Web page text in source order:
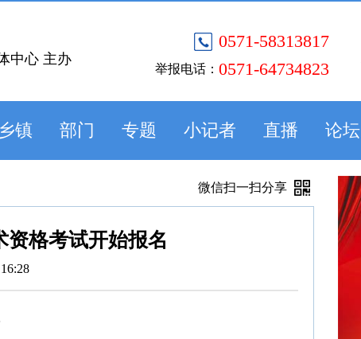
0571-58313817
举报电话： 0571-64734823
中心 主办
乡镇 部门 专题 小记者 直播 论坛
微信扫一扫分享
资格考试开始报名